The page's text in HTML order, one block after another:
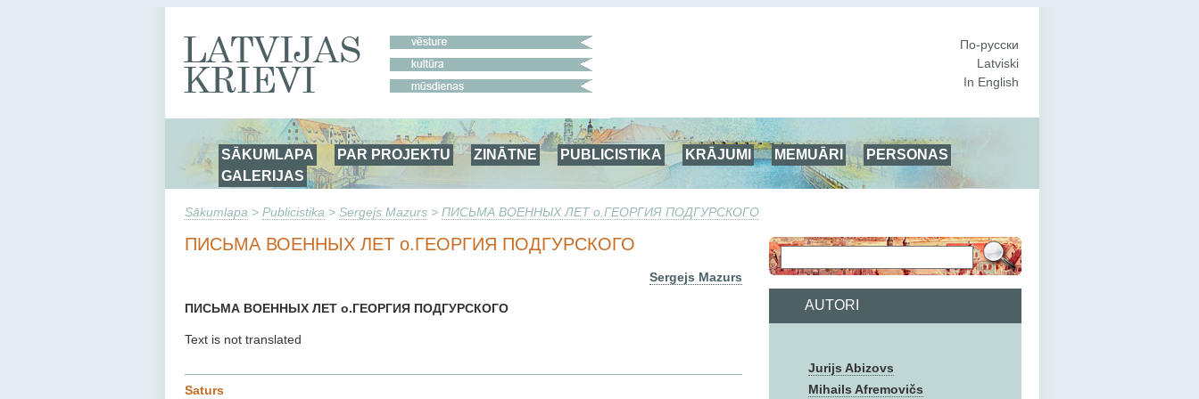
По-русски
Latviski
In English
SĀKUMLAPA PAR PROJEKTU ZINĀTNE PUBLICISTIKA KRĀJUMI MEMUĀRI
PERSONAS
GALERIJAS
Sākumlapa > Publicistika > Sergejs Mazurs > ПИСЬМА ВОЕННЫХ ЛЕТ o.ГЕОРГИЯ ПОДГУРСКОГО
AUTORI
Jurijs Abizovs
Mihails Afremovičs
ПИСЬМА ВОЕННЫХ ЛЕТ o.ГЕОРГИЯ ПОДГУРСКОГО
Sergejs Mazurs
ПИСЬМА ВОЕННЫХ ЛЕТ o.ГЕОРГИЯ ПОДГУРСКОГО
Text is not translated
Saturs